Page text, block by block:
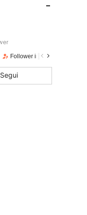
Follower in crescita del 21%
Segui